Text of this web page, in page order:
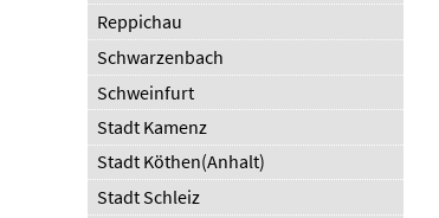
Reppichau
Schwarzenbach
Schweinfurt
Stadt Kamenz
Stadt Köthen(Anhalt)
Stadt Schleiz